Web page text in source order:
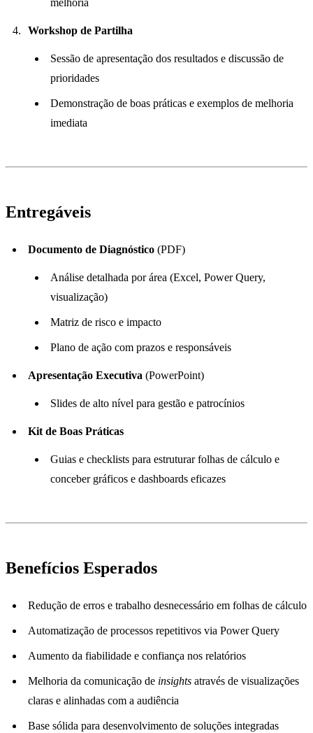
Workshop de Partilha
Sessão de apresentação dos resultados e discussão de
prioridades
Demonstração de boas práticas e exemplos de melhoria
imediata
Entregáveis
Documento de Diagnóstico (PDF)
Análise detalhada por área (Excel, Power Query,
visualização)
Matriz de risco e impacto
Plano de ação com prazos e responsáveis
Apresentação Executiva (PowerPoint)
Slides de alto nível para gestão e patrocínios
Kit de Boas Práticas
Guias e checklists para estruturar folhas de cálculo e
conceber gráficos e dashboards eficazes
Benefícios Esperados
Redução de erros e trabalho desnecessário em folhas de cálculo
Automatização de processos repetitivos via Power Query
Aumento da fiabilidade e confiança nos relatórios
Melhoria da comunicação de insights através de visualizações
claras e alinhadas com a audiência
Base sólida para desenvolvimento de soluções integradas